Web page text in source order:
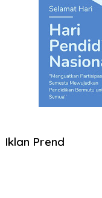
Iklan Prend